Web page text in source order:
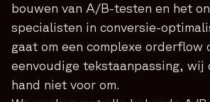
bouwen van A/B-testen en het
specialisten in conversie-
gaat om een complexe orderflow
eenvoudige tekstaanpassing, wij
hand niet voor om.